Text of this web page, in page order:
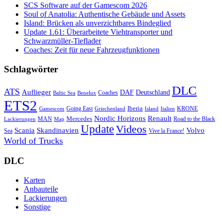
SCS Software auf der Gamescom 2026
Soul of Anatolia: Authentische Gebäude und Assets
Island: Brücken als unverzichtbares Bindeglied
Update 1.61: Überarbeitete Viehtransporter und
Schwarzmüller-Tieflader
Coaches: Zeit für neue Fahrzeugfunktionen
Schlagwörter
ATS Auflieger Baltic Sea Benelux Coaches DAF Deutschland DLC
ETS2 Gamescom Going East Griechenland Iberia Island Italien KRONE
Lackierungen MAN Map Mercedes Nordic Horizons Renault Road to the Black
Sea Scania Skandinavien UpdateVideos Vive la France! Volvo
World of Trucks
DLC
Karten
Anbauteile
Lackierungen
Sonstige